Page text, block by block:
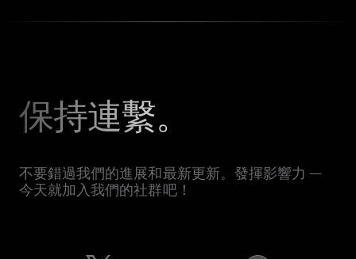
保持連繫。
不要錯過我們的進展和最新更新。發揮影響力 —
今天就加入我們的社群吧！